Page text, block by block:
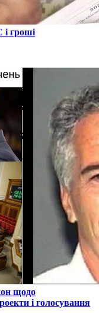
гроші
щодо
і голосування